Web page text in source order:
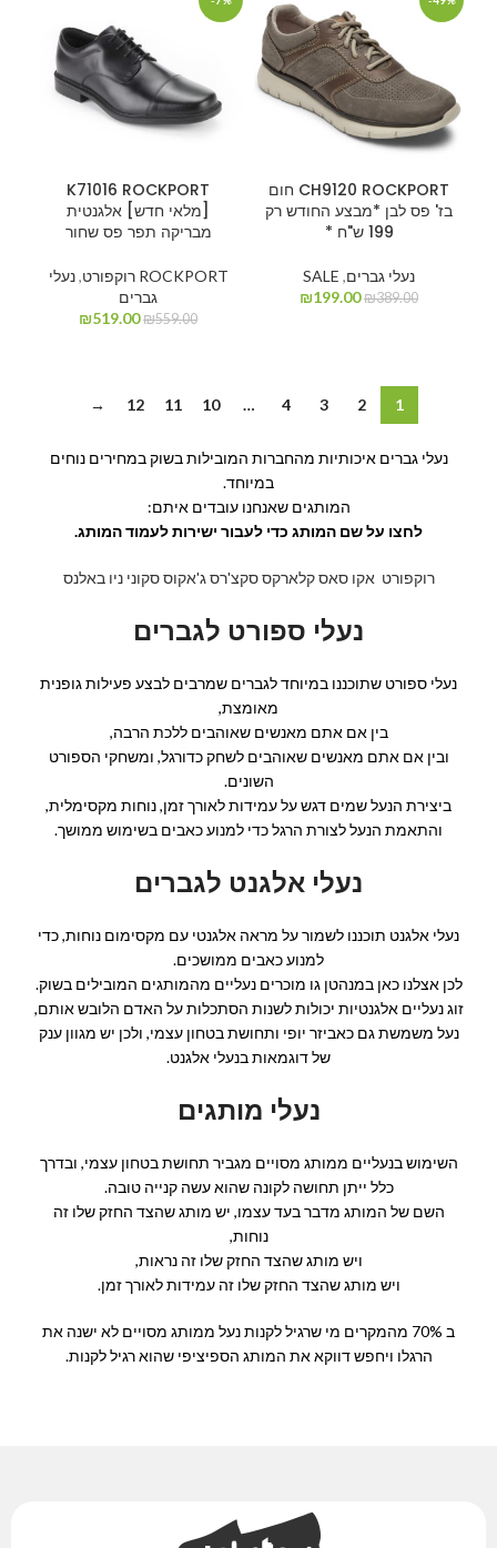
CH9120 ROCKPORT חום
בז' פס לבן *מבצע החודש רק
199 ש"ח *
נעלי גברים,
SALE
₪389.00
₪199.00
K71016 ROCKPORT
[מלאי חדש] אלגנטית
מבריקה תפר פס שחור
ROCKPORT רוקפורט ,נעלי
גברים
₪559.00
₪519.00
1
2
3
4
…
10
11
12
→
נעלי גברים איכותיות מהחברות המובילות בשוק במחירים נוחים
במיוחד.
המותגים שאנחנו עובדים איתם:
לחצו על שם המותג כדי לעבור ישירות לעמוד המותג.
רוקפורט אקו סאס קלארקס סקצ'רס ג'אקוס סקוני ניו באלנס
נעלי ספורט לגברים
נעלי ספורט שתוכננו במיוחד לגברים שמרבים לבצע פעילות גופנית
מאומצת,
בין אם אתם מאנשים שאוהבים ללכת הרבה,
ובין אם אתם מאנשים שאוהבים לשחק כדורגל, ומשחקי הספורט
השונים.
ביצירת הנעל שמים דגש על עמידות לאורך זמן, נוחות מקסימלית,
והתאמת הנעל לצורת הרגל כדי למנוע כאבים בשימוש ממושך.
נעלי אלגנט לגברים
נעלי אלגנט תוכננו לשמור על מראה אלגנטי עם מקסימום נוחות, כדי
למנוע כאבים ממושכים.
לכן אצלנו כאן במנהטן גו מוכרים נעליים מהמותגים המובילים בשוק.
זוג נעליים אלגנטיות יכולות לשנות הסתכלות על האדם הלובש אותם,
נעל משמשת גם כאביזר יופי ותחושת בטחון עצמי, ולכן יש מגוון ענק
של דוגמאות בנעלי אלגנט.
נעלי מותגים
השימוש בנעליים ממותג מסויים מגביר תחושת בטחון עצמי, ובדרך
כלל ייתן תחושה לקונה שהוא עשה קנייה טובה.
השם של המותג מדבר בעד עצמו, יש מותג שהצד החזק שלו זה
נוחות,
ויש מותג שהצד החזק שלו זה נראות,
ויש מותג שהצד החזק שלו זה עמידות לאורך זמן.
ב 70% מהמקרים מי שרגיל לקנות נעל ממותג מסויים לא ישנה את
הרגלו ויחפש דווקא את המותג הספיציפי שהוא רגיל לקנות.